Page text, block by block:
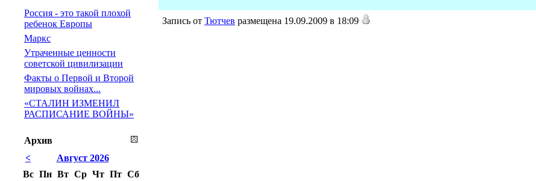
Запись от Тютчев размещена 19.09.2009 в 18:09
Россия - это такой плохой
ребенок Европы
Маркс
Утраченные ценности
советской цивилизации
Факты о Первой и Второй
мировых войнах...
«СТАЛИН ИЗМЕНИЛ
РАСПИСАНИЕ ВОЙНЫ»
Архив
<
Август 2026
Вс Пн Вт Ср Чт Пт Сб